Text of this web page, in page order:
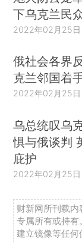
下乌克兰民
2022年02月25日
俄社会各界
克兰邻国着
2022年02月25日
乌总统叹乌
惧与俄谈判
庇护
2022年02月25日
财新网所刊载
专属所有或持有
建立镜像等任何